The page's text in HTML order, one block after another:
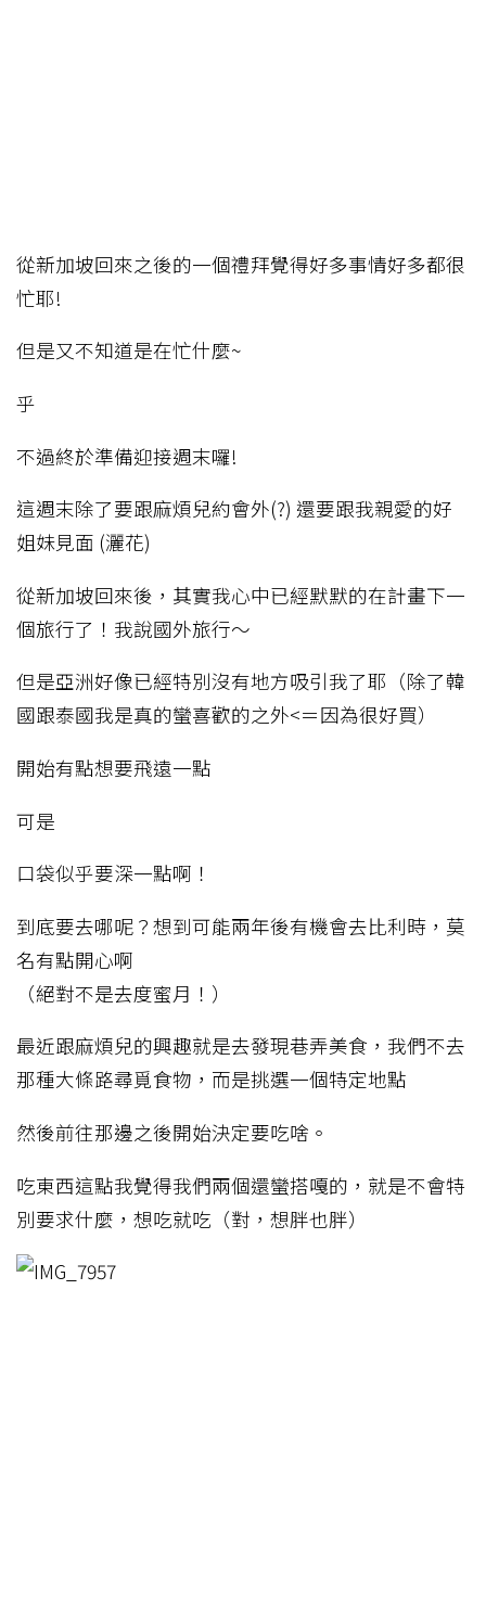
從新加坡回來之後的一個禮拜覺得好多事情好多都很
忙耶!
但是又不知道是在忙什麼~
乎
不過終於準備迎接週末囉!
這週末除了要跟麻煩兒約會外(?) 還要跟我親愛的好
姐妹見面 (灑花)
從新加坡回來後，其實我心中已經默默的在計畫下一
個旅行了！我說國外旅行～
但是亞洲好像已經特別沒有地方吸引我了耶（除了韓
國跟泰國我是真的蠻喜歡的之外<＝因為很好買）
開始有點想要飛遠一點
可是
口袋似乎要深一點啊！
到底要去哪呢？想到可能兩年後有機會去比利時，莫
名有點開心啊
（絕對不是去度蜜月！）
最近跟麻煩兒的興趣就是去發現巷弄美食，我們不去
那種大條路尋覓食物，而是挑選一個特定地點
然後前往那邊之後開始決定要吃啥。
吃東西這點我覺得我們兩個還蠻搭嘎的，就是不會特
別要求什麼，想吃就吃（對，想胖也胖）